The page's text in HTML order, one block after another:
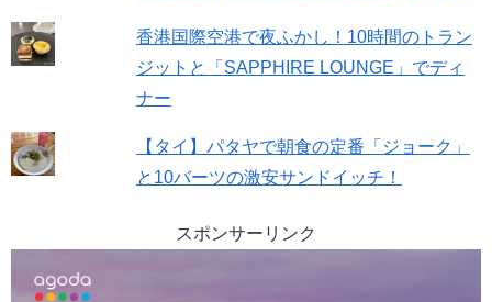
香港国際空港で夜ふかし！10時間のトラン
ジットと「SAPPHIRE LOUNGE」でディ
ナー
【タイ】パタヤで朝食の定番「ジョーク」
と10バーツの激安サンドイッチ！
スポンサーリンク